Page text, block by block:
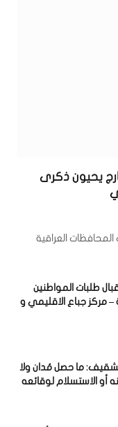
من الخارج يحيون ذكرى
العراقية
طلبات المواطنين
– مركز جباع الاقليمي و
ما حصل مُدان ولا
الاستسلام لوقائعه